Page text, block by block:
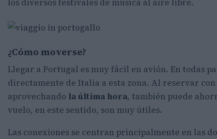
los diversos festivales de música al aire libre.
¿Cómo moverse?
Llegar a Portugal es muy fácil en avión. En todas
directamente de Italia a esta zona. Al reservar
aprovechando la última hora, también puede
vuelo, en este sentido, son muy útiles.
Las conexiones se centran principalmente en las